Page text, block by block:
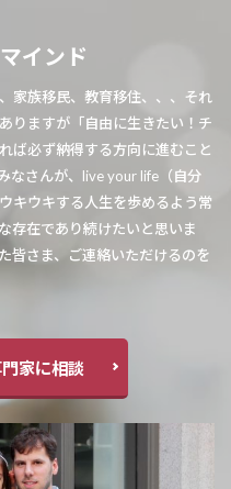
インド
家族移民、教育移住、、、それ
りますが「自由に生きたい！チ
ば必ず納得する方向に進むこと
なさんが、live your life（自分
キウキする人生を歩めるよう常
存在であり続けたいと思いま
皆さま、ご連絡いただけるのを
家に相談